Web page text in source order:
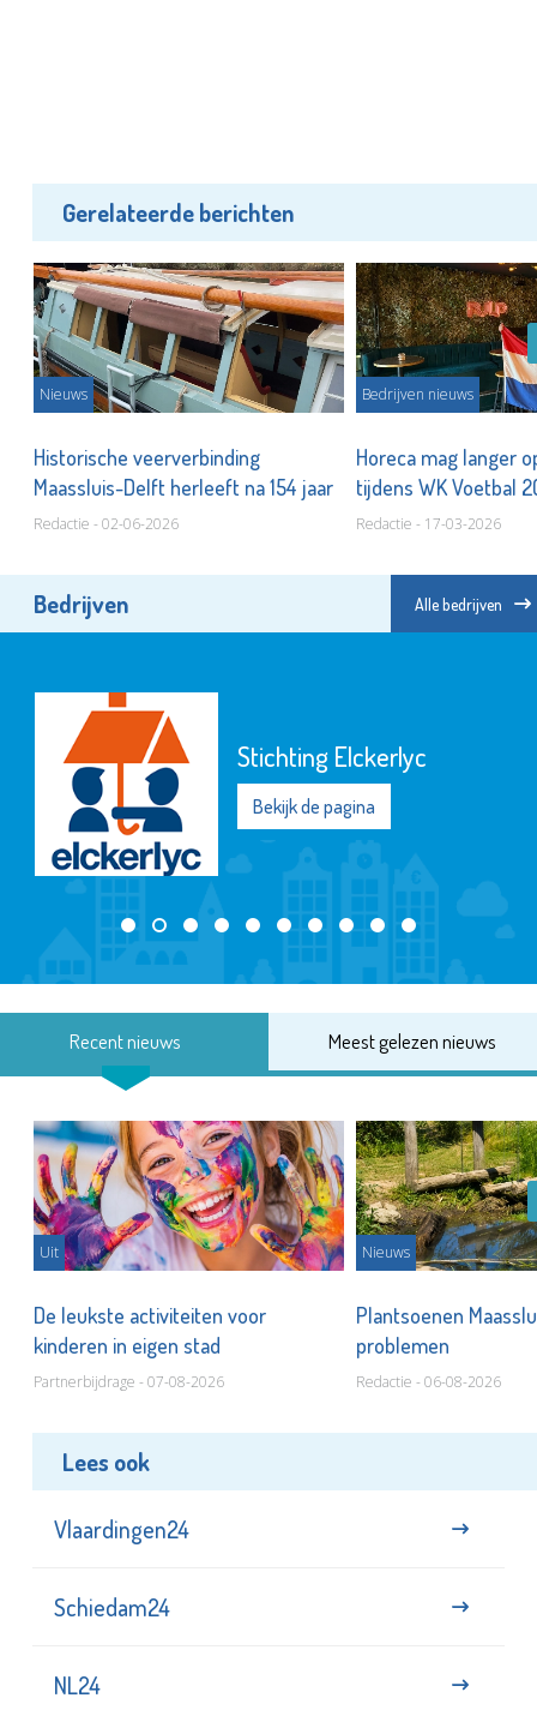
Gerelateerde berichten
Nieuws
Historische veerverbinding
Maassluis-Delft herleeft na 154 jaar
Redactie - 02-06-2026
Bedrijven nieuws
Horeca mag langer
tijdens WK Voetbal
Redactie - 17-03-2026
Bedrijven Alle bedrijven
Stichting Elckerlyc
Bekijk de pagina
Recent nieuws Meest gelezen nieuws
Uit
De leukste activiteiten voor
kinderen in eigen stad
Partnerbijdrage - 07-08-2026
Nieuws
Plantsoenen
problemen
Redactie - 06-08-2026
Lees ook
Vlaardingen24
Schiedam24
NL24